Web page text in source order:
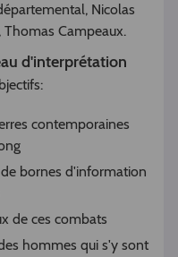
Nicolas
Thomas Campeaux.
d'interprétation
contemporaines
bornes d'information
de ces combats
hommes qui s'y sont